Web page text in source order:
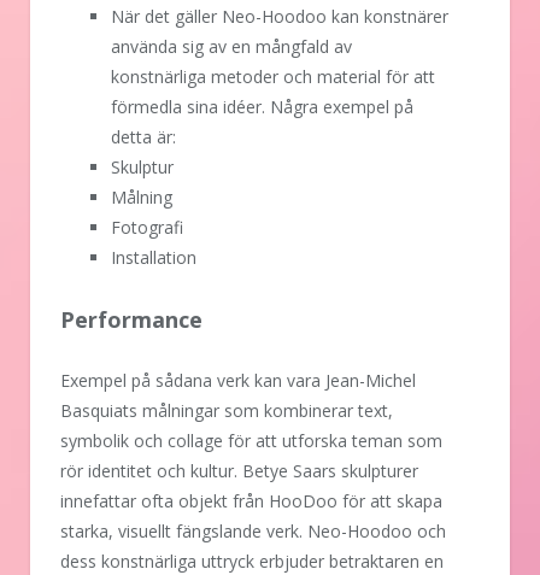
När det gäller Neo-Hoodoo kan konstnärer
använda sig av en mångfald av
konstnärliga metoder och material för att
förmedla sina idéer. Några exempel på
detta är:
Skulptur
Målning
Fotografi
Installation
Performance
Exempel på sådana verk kan vara Jean-Michel
Basquiats målningar som kombinerar text,
symbolik och collage för att utforska teman som
rör identitet och kultur. Betye Saars skulpturer
innefattar ofta objekt från HooDoo för att skapa
starka, visuellt fängslande verk. Neo-Hoodoo och
dess konstnärliga uttryck erbjuder betraktaren en